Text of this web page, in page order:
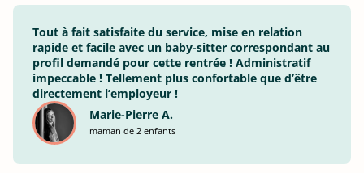
Tout à fait satisfaite du service, mise en relation
rapide et facile avec un baby-sitter correspondant au
profil demandé pour cette rentrée ! Administratif
impeccable ! Tellement plus confortable que d’être
directement l’employeur !
Marie-Pierre A.
maman de 2 enfants